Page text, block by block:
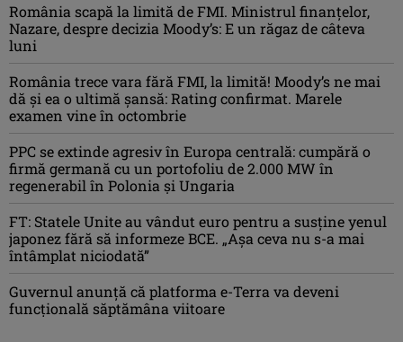
România scapă la limită de FMI. Ministrul finanțelor,
Nazare, despre decizia Moody’s: E un răgaz de câteva
luni
România trece vara fără FMI, la limită! Moody’s ne mai
dă și ea o ultimă șansă: Rating confirmat. Marele
examen vine în octombrie
PPC se extinde agresiv în Europa centrală: cumpără o
firmă germană cu un portofoliu de 2.000 MW în
regenerabil în Polonia și Ungaria
FT: Statele Unite au vândut euro pentru a susține yenul
japonez fără să informeze BCE. „Așa ceva nu s-a mai
întâmplat niciodată”
Guvernul anunță că platforma e-Terra va deveni
funcţională săptămâna viitoare